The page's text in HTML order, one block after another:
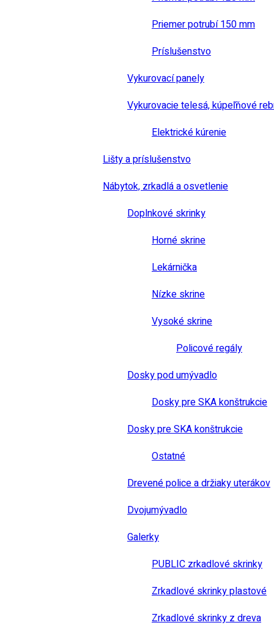
Priemer potrubí 150 mm
Príslušenstvo
Vykurovací panely
Vykurovacie telesá, kúpeľňové
Elektrické kúrenie
Lišty a príslušenstvo
Nábytok, zrkadlá a osvetlenie
Doplnkové skrinky
Horné skrine
Lekárnička
Nízke skrine
Vysoké skrine
Policové regály
Dosky pod umývadlo
Dosky pre SKA konštrukcie
Dosky pre SKA konštrukcie
Ostatné
Drevené police a držiaky uterákov
Dvojumývadlo
Galerky
PUBLIC zrkadlové skrinky
Zrkadlové skrinky plastové
Zrkadlové skrinky z dreva